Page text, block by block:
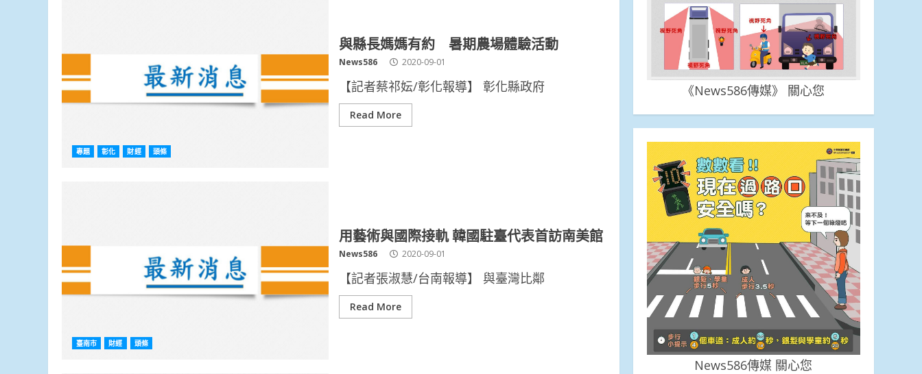
專題 彰化 財經 頭條
與縣長媽媽有約 暑期農場體驗活動
News586 2020-09-01
【記者蔡祁妘/彰化報導】 彰化縣政府
Read More
臺南市 財經 頭條
用藝術與國際接軌 韓國駐臺代表首訪南美館
News586 2020-09-01
【記者張淑慧/台南報導】 與臺灣比鄰
Read More
《News586傳媒》 關心您
News586傳媒 關心您